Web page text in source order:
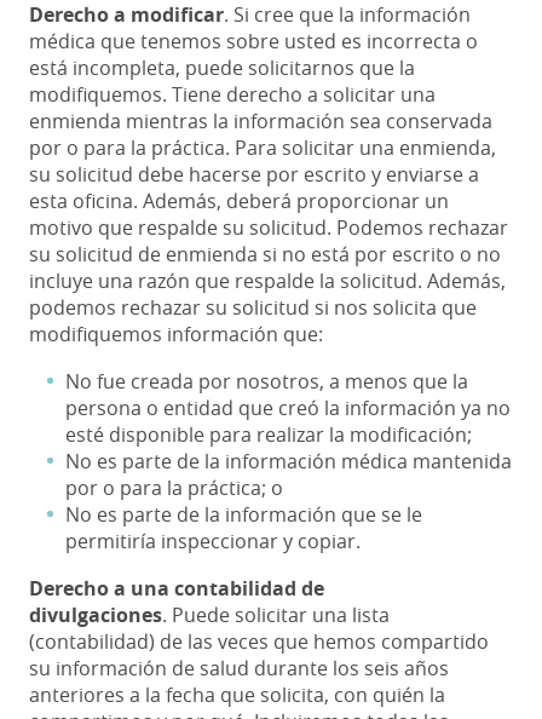
Derecho a modificar. Si cree que la información
médica que tenemos sobre usted es incorrecta o
está incompleta, puede solicitarnos que la
modifiquemos. Tiene derecho a solicitar una
enmienda mientras la información sea conservada
por o para la práctica. Para solicitar una enmienda,
su solicitud debe hacerse por escrito y enviarse a
esta oficina. Además, deberá proporcionar un
motivo que respalde su solicitud. Podemos rechazar
su solicitud de enmienda si no está por escrito o no
incluye una razón que respalde la solicitud. Además,
podemos rechazar su solicitud si nos solicita que
modifiquemos información que:
No fue creada por nosotros, a menos que la
persona o entidad que creó la información ya no
esté disponible para realizar la modificación;
No es parte de la información médica mantenida
por o para la práctica; o
No es parte de la información que se le
permitiría inspeccionar y copiar.
Derecho a una contabilidad de
divulgaciones. Puede solicitar una lista
(contabilidad) de las veces que hemos compartido
su información de salud durante los seis años
anteriores a la fecha que solicita, con quién la